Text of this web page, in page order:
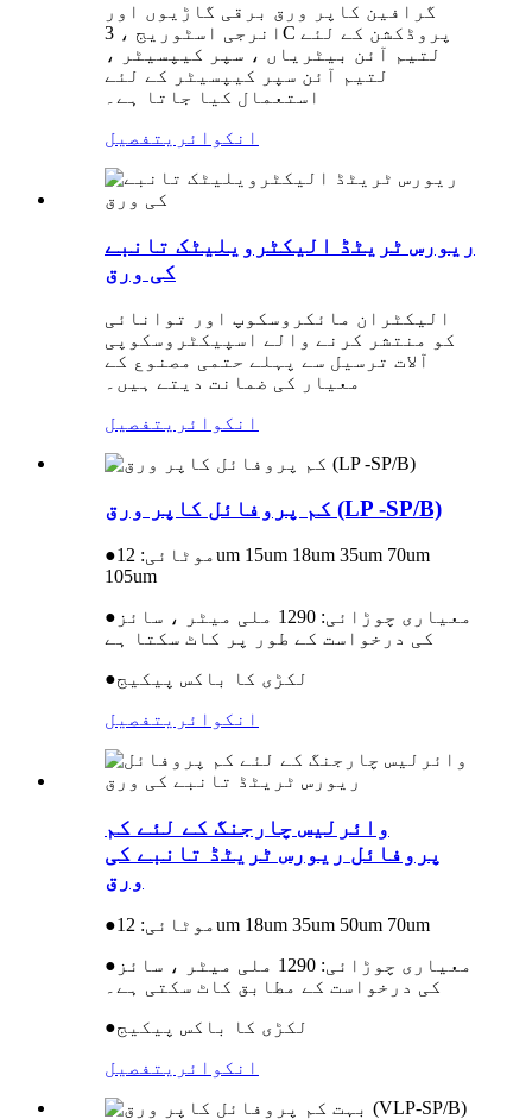
گرافین کاپر ورق برقی گاڑیوں اور
انرجی اسٹوریج ، 3C پروڈکشن کے لئے
لتیم آئن بیٹریاں ، سپر کیپسیٹر ،
لتیم آئن سپر کیپسیٹر کے لئے
استعمال کیا جاتا ہے۔
انکوائری تفصیل
ریورس ٹریٹڈ الیکٹرویلیٹک تانبے
کی ورق
الیکٹران مائکروسکوپ اور توانائی
کو منتشر کرنے والے اسپیکٹروسکوپی
آلات ترسیل سے پہلے حتمی مصنوع کے
معیار کی ضمانت دیتے ہیں۔
انکوائری تفصیل
کم پروفائل کاپر ورق (LP -SP/B)
●موٹائی: 12um 15um 18um 35um 70um
105um
● معیاری چوڑائی: 1290 ملی میٹر ، سائز
کی درخواست کے طور پر کاٹ سکتا ہے
●لکڑی کا باکس پیکیج
انکوائری تفصیل
وائرلیس چارجنگ کے لئے کم
پروفائل ریورس ٹریٹڈ تانبے کی
ورق
●
موٹائی: 12um 18um 35um 50um 70um
● معیاری چوڑائی: 1290 ملی میٹر ، سائز
کی درخواست کے مطابق کاٹ سکتی ہے۔
●لکڑی کا باکس پیکیج
انکوائریتفصیل